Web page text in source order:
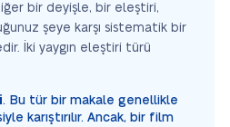
bir deyişle, bir eleştiri,
şeye karşı sistematik bir
İki yaygın eleştiri türü
. Bu tür bir makale genellikle
karıştırılır. Ancak, bir film